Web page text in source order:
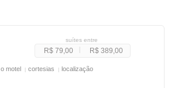
suítes entre
R$ 79,00 R$ 389,00
o motel cortesias localização